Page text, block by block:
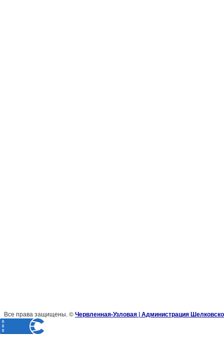
Все права защищены. ©Червленная-Узловая | Администрация